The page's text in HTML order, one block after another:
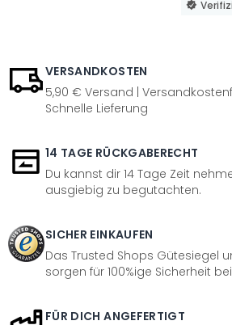
VERSANDKOSTEN
5,90 € Versand |
Schnelle Lieferung
14 TAGE RÜCKGABERECHT
Du kannst dir 14 Tage Zeit
ausgiebig zu begutachten.
SICHER EINKAUFEN
Das Trusted Shops Gütesiegel
sorgen für 100%ige Sicherheit
FÜR DICH ANGEFERTIGT